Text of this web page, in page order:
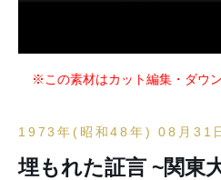
※この素材はカット編集・ダウ
1973年(昭和48年) 08月31
埋もれた証言 ~関東